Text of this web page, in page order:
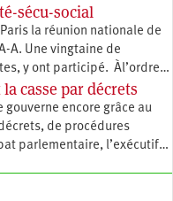
sécu-social
la réunion nationale de
A. Une vingtaine de
y ont participé. Àl’ordre…
casse par décrets
encore grâce au
de procédures
parlementaire, l’exécutif…